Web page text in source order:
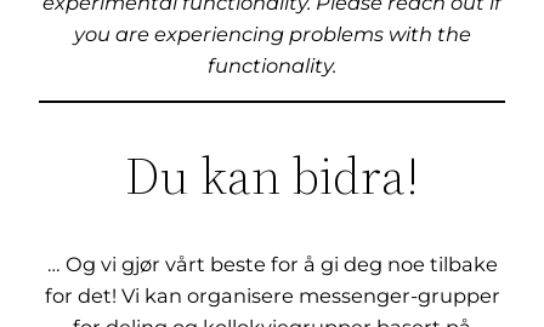
you are experiencing problems with the
functionality.
Du kan bidra!
… Og vi gjør vårt beste for å gi deg noe tilbake
for det! Vi kan organisere messenger-grupper